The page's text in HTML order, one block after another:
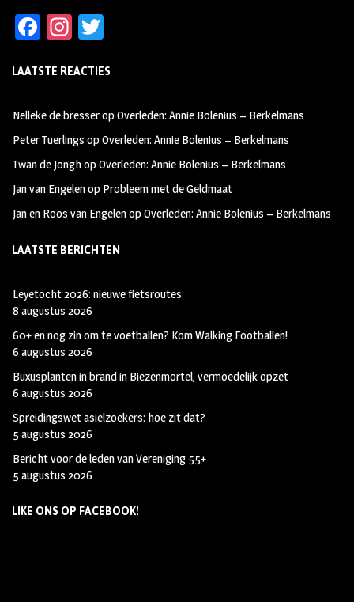
Fa
b
oo
k
In
ag
m
tt
LAATSTE REACTIES
Nelleke de bresseropOverleden: Annie Bolenius – Berkelmans
Peter Tuerlings opOverleden: Annie Bolenius – Berkelmans
Twan de JonghopOverleden: Annie Bolenius – Berkelmans
Jan van Engelenop Probleem met de Geldmaat
Jan en Roos van EngelenopOverleden: Annie Bolenius – Berkelmans
LAATSTE BERICHTEN
Leyetocht 2026: nieuwe fietsroutes
8 augustus 2026
60+ en nog zin om te voetballen? Kom Walking Footballen!
6 augustus 2026
Buxusplanten in brand in Biezenmortel, vermoedelijk opzet
6 augustus 2026
Spreidingswet asielzoekers: hoe zit dat?
5 augustus 2026
Bericht voor de leden van Vereniging 55+
5 augustus 2026
LIKE ONS OP FACEBOOK!